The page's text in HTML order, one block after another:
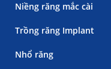
Niềng răng mắc cài
Trồng răng Implant
Nhổ răng